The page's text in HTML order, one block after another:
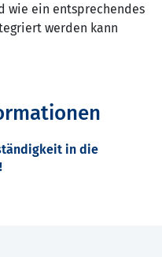
wie ein entsprechendes
werden kann
in die